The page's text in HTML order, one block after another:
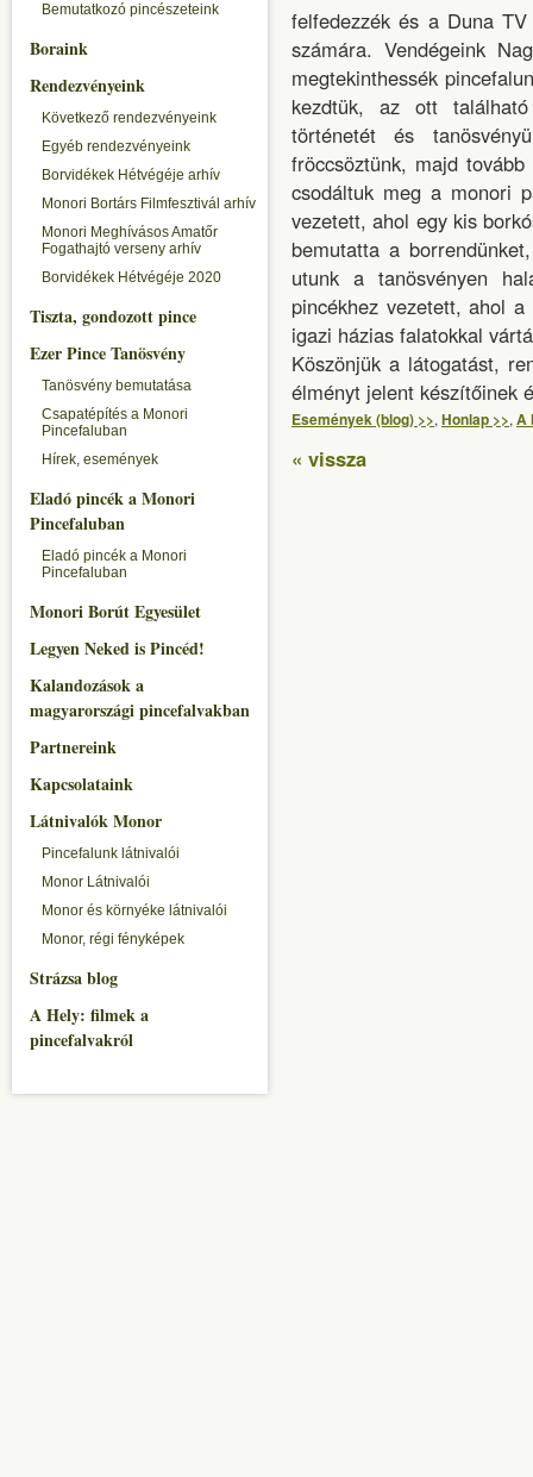
Bemutatkozó pincészeteink
Boraink
Rendezvényeink
Következő rendezvényeink
Egyéb rendezvényeink
Borvidékek Hétvégéje arhív
Monori Bortárs Filmfesztivál arhív
Monori Meghívásos Amatőr
Fogathajtó verseny arhív
Borvidékek Hétvégéje 2020
Tiszta, gondozott pince
Ezer Pince Tanösvény
Tanösvény bemutatása
Csapatépítés a Monori
Pincefaluban
Hírek, események
Eladó pincék a Monori
Pincefaluban
Eladó pincék a Monori
Pincefaluban
Monori Borút Egyesület
Legyen Neked is Pincéd!
Kalandozások a
magyarországi pincefalvakban
Partnereink
Kapcsolataink
Látnivalók Monor
Pincefalunk látnivalói
Monor Látnivalói
Monor és környéke látnivalói
Monor, régi fényképek
Strázsa blog
A Hely: filmek a
pincefalvakról
felfedezzék és a Duna
számára. Vendégeink
megtekinthessék
kezdtük, az ott
történetét és
fröccsöztünk, majd
csodáltuk meg a monori
vezetett, ahol egy kis
bemutatta a
utunk a tanösvényen
pincékhez vezetett, ahol
igazi házias falatokkal
Köszönjük a látogatást,
élményt jelent készítőinek
Események (blog) >>, Honlap >>, A
« vissza